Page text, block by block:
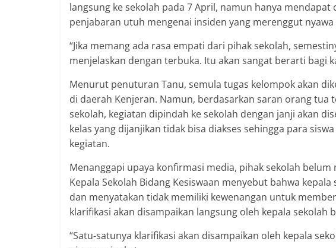
langsung ke sekolah pada 7 April, namun hanya
penjabaran utuh mengenai insiden yang merenggut
“Jika memang ada rasa empati dari pihak sekolah,
menjelaskan dengan terbuka. Itu akan sangat berarti bagi
Menurut penuturan Tanu, semula tugas kelompok akan
di daerah Kenjeran. Namun, berdasarkan saran orang tua
sekolah, kegiatan dipindah ke sekolah dengan janji akan
kelas yang dijanjikan tidak bisa diakses sehingga para
kegiatan.
Menanggapi upaya konfirmasi media, pihak sekolah
Kepala Sekolah Bidang Kesiswaan menyebut bahwa
dan menyatakan tidak memiliki kewenangan untuk
klarifikasi akan disampaikan langsung oleh kepala sekolah
“Satu-satunya klarifikasi akan disampaikan oleh kepala